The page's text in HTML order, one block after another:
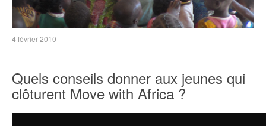
4 février 2010
Quels conseils donner aux jeunes qui
clôturent Move with Africa ?